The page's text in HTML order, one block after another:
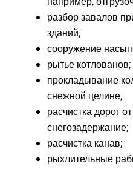
разбор завалов
зданий;
сооружение
рытье котлованов;
прокладывание
снежной целине;
расчистка дорог
снегозадержание;
расчистка канав;
рыхлительные
Для входа на сайт,
Забыли
С
Авторизуйтесь на сайте
введите свой логин и пароль
ВОЙТИ
Для входа на сайт,
Забыли
С
Авторизуйтесь на сайте
введите свой логин и пароль
ВОЙТИ